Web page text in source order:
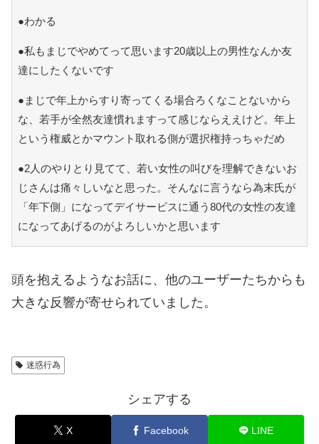
●わかる
●私もまじでやめてって思います20歳以上の男性なんか友
達にしたくないです
●まじで年上からすり寄ってくる場合ろくなことないから
な、若手が全然友達慣れますって感じならええけど。年上
という権威とかマウント取れる側が選択権持っちゃだめ
●2人のやりとり見てて、若い女性の叫びを理解できないお
じさんは痛々しいなと思った。そんなに言うなら為末氏が
「年下側」になってデイサービスに通う80代の女性の友達
になってあげるのがよろしいかと思います
頭を抱えるようなお話に、他のユーザーたちからも
大きな反響が寄せられていました。
迷惑行為
シェアする
X Facebook LINE